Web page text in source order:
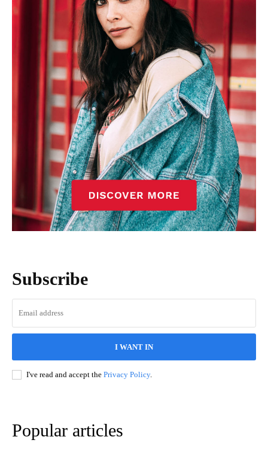
Subscribe
I WANT IN
I've read and accept the Privacy Policy.
Popular articles